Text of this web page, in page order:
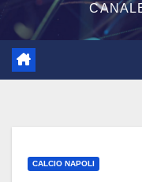
CALCIO NAPOLI